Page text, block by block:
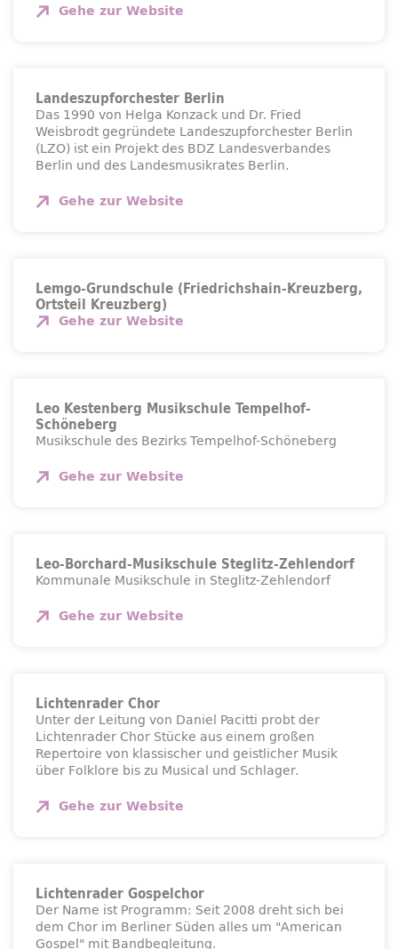
Gehe zur Website
Landeszupforchester Berlin
Das 1990 von Helga Konzack und Dr. Fried
Weisbrodt gegründete Landeszupforchester Berlin
(LZO) ist ein Projekt des BDZ Landesverbandes
Berlin und des Landesmusikrates Berlin.
Gehe zur Website
Lemgo-Grundschule (Friedrichshain-Kreuzberg,
Ortsteil Kreuzberg)
Gehe zur Website
Leo Kestenberg Musikschule Tempelhof-
Schöneberg
Musikschule des Bezirks Tempelhof-Schöneberg
Gehe zur Website
Leo-Borchard-Musikschule Steglitz-Zehlendorf
Kommunale Musikschule in Steglitz-Zehlendorf
Gehe zur Website
Lichtenrader Chor
Unter der Leitung von Daniel Pacitti probt der
Lichtenrader Chor Stücke aus einem großen
Repertoire von klassischer und geistlicher Musik
über Folklore bis zu Musical und Schlager.
Gehe zur Website
Lichtenrader Gospelchor
Der Name ist Programm: Seit 2008 dreht sich bei
dem Chor im Berliner Süden alles um "American
Gospel" mit Bandbegleitung.